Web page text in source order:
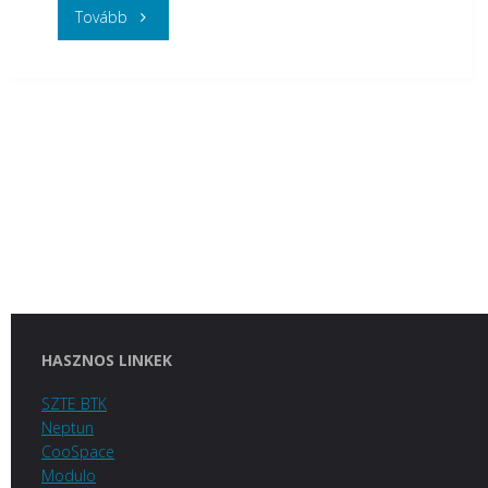
Tovább
HASZNOS LINKEK
SZTE BTK
Neptun
CooSpace
Modulo